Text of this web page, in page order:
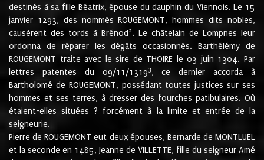
destinés à sa fille Béatrix, épouse du dauphin du Viennois. Le 15
janvier 1293, des nommés ROUGEMONT, hommes dits nobles,
causèrent des tords à Brénod 2. Le châtelain de Lompnes leur
ordonna de réparer les dégâts occasionnés. Barthélémy de
ROUGEMONT traite avec le sire de THOIRE le 03 juin 1304. Par
lettres patentes du 09/11/13193, ce dernier accorda à
Bartholomé de ROUGEMONT, possédant toutes justices sur ses
hommes et ses terres, à dresser des fourches patibulaires. Où
étaient-elles situées ? forcément à la limite et entrée de la
seigneurie.
Pierre de ROUGEMONT eut deux épouses, Bernarde de MONTLUEL
et la seconde en 1485, Jeanne de VILLETTE, fille du seigneur Amé